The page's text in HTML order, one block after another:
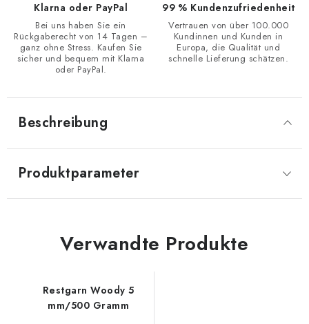
Klarna oder PayPal
Bei uns haben Sie ein
Rückgaberecht von 14 Tagen –
ganz ohne Stress. Kaufen Sie
sicher und bequem mit Klarna
oder PayPal.
99 % Kundenzufriedenheit
Vertrauen von über 100.000
Kundinnen und Kunden in
Europa, die Qualität und
schnelle Lieferung schätzen.
Beschreibung
Produktparameter
Verwandte Produkte
Restgarn Woody 5
mm/500 Gramm